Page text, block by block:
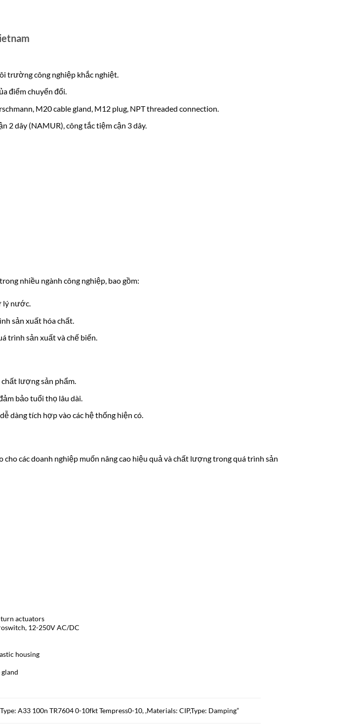
trường công nghiệp khắc nghiệt.
điểm chuyển đổi.
M20 cable gland, M12 plug, NPT threaded connection.
2 dây (NAMUR), công tắc tiệm cận 3 dây.
nhiều ngành công nghiệp, bao gồm:
lý nước.
sản xuất hóa chất.
trình sản xuất và chế biến.
lượng sản phẩm.
bảo tuổi thọ lâu dài.
dàng tích hợp vào các hệ thống hiện có.
các doanh nghiệp muốn nâng cao hiệu quả và chất lượng trong quá trình sản
actuators
12-250V AC/DC
housing
A33 100n TR7604 0-10fkt Tempress0-10, ,Materials: CIP,Type: Damping”